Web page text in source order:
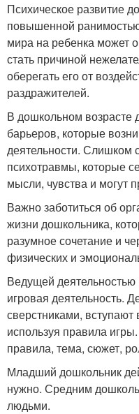
Психическое развитие
повышенной
мира на ребенка может
стать причиной
оберегать его от
раздражителей.
В дошкольном возрасте
барьеров, которые
деятельности. Слишком
психотравмы, которые
мысли, чувства и могут
Важно заботиться об
жизни дошкольника,
разумное сочетание и
физических и
Ведущей деятельностью
игровая деятельность.
сверстниками,
используя правила
правила, тема, сюжет,
Младший дошкольник
нужно. Средним
людьми.